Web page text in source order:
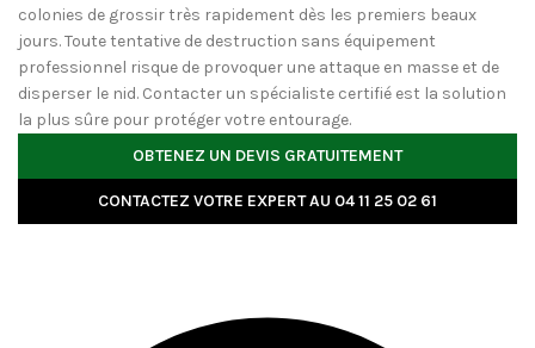
colonies de grossir très rapidement dès les premiers beaux
jours. Toute tentative de destruction sans équipement
professionnel risque de provoquer une attaque en masse et de
disperser le nid. Contacter un spécialiste certifié est la solution
la plus sûre pour protéger votre entourage.
OBTENEZ UN DEVIS GRATUITEMENT
CONTACTEZ VOTRE EXPERT AU 04 11 25 02 61